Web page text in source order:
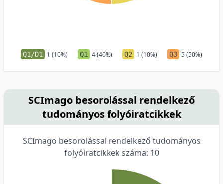
Q1/D1 1 (10%) Q1 4 (40%) Q2 1 (10%) Q3 5 (50%)
SCImago besorolással rendelkező
tudományos folyóiratcikkek
SCImago besorolással rendelkező tudományos
folyóiratcikkek száma: 10